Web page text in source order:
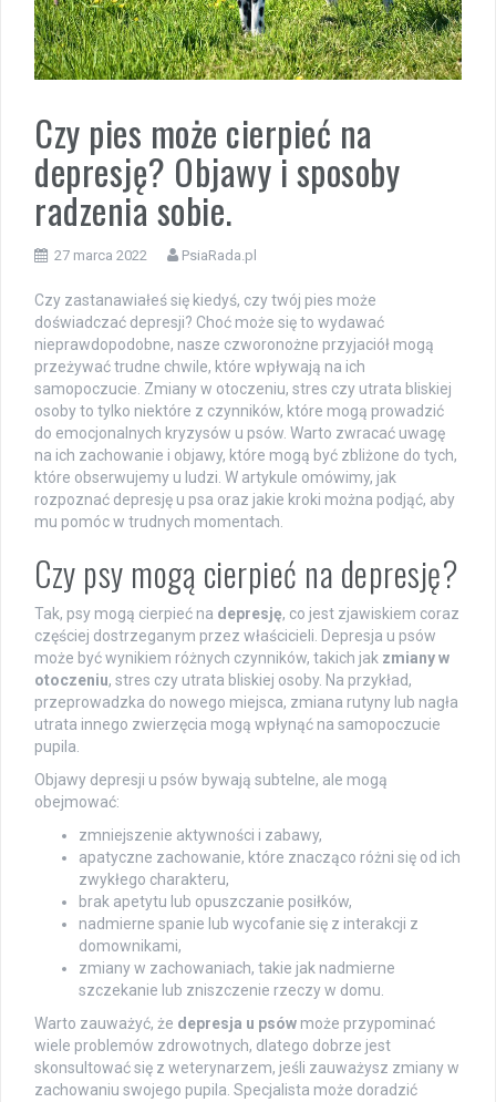
Czy pies może cierpieć na
depresję? Objawy i sposoby
radzenia sobie.
27 marca 2022 PsiaRada.pl
Czy zastanawiałeś się kiedyś, czy twój pies może
doświadczać depresji? Choć może się to wydawać
nieprawdopodobne, nasze czworonożne przyjaciół mogą
przeżywać trudne chwile, które wpływają na ich
samopoczucie. Zmiany w otoczeniu, stres czy utrata bliskiej
osoby to tylko niektóre z czynników, które mogą prowadzić
do emocjonalnych kryzysów u psów. Warto zwracać uwagę
na ich zachowanie i objawy, które mogą być zbliżone do tych,
które obserwujemy u ludzi. W artykule omówimy, jak
rozpoznać depresję u psa oraz jakie kroki można podjąć, aby
mu pomóc w trudnych momentach.
Czy psy mogą cierpieć na depresję?
Tak, psy mogą cierpieć na depresję, co jest zjawiskiem coraz
częściej dostrzeganym przez właścicieli. Depresja u psów
może być wynikiem różnych czynników, takich jak zmiany w
otoczeniu, stres czy utrata bliskiej osoby. Na przykład,
przeprowadzka do nowego miejsca, zmiana rutyny lub nagła
utrata innego zwierzęcia mogą wpłynąć na samopoczucie
pupila.
Objawy depresji u psów bywają subtelne, ale mogą
obejmować:
zmniejszenie aktywności i zabawy,
apatyczne zachowanie, które znacząco różni się od ich
zwykłego charakteru,
brak apetytu lub opuszczanie posiłków,
nadmierne spanie lub wycofanie się z interakcji z
domownikami,
zmiany w zachowaniach, takie jak nadmierne
szczekanie lub zniszczenie rzeczy w domu.
Warto zauważyć, że depresja u psów może przypominać
wiele problemów zdrowotnych, dlatego dobrze jest
skonsultować się z weterynarzem, jeśli zauważysz zmiany w
zachowaniu swojego pupila. Specjalista może doradzić